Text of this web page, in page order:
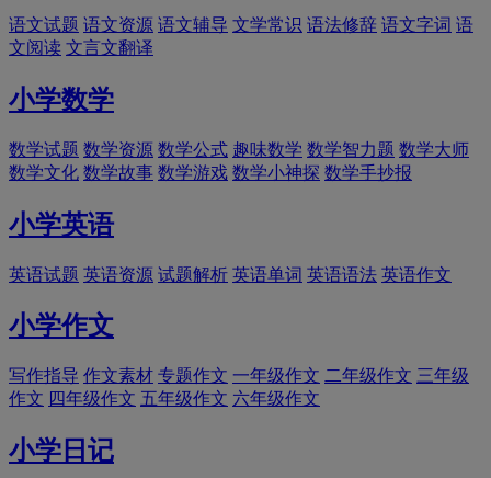
语文试题 语文资源 语文辅导 文学常识 语法修辞 语文字词 语
文阅读 文言文翻译
小学数学
数学试题 数学资源 数学公式 趣味数学 数学智力题 数学大师
数学文化 数学故事 数学游戏 数学小神探 数学手抄报
小学英语
英语试题 英语资源 试题解析 英语单词 英语语法 英语作文
小学作文
写作指导 作文素材 专题作文 一年级作文 二年级作文 三年级
作文 四年级作文 五年级作文 六年级作文
小学日记